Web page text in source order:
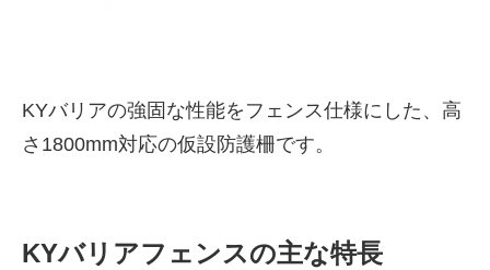
KYバリアの強固な性能をフェンス仕様にした、高
さ1800mm対応の仮設防護柵です。
KYバリアフェンスの主な特長